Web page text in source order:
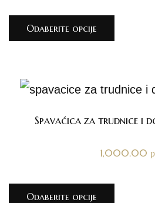
Odaberite opcije
Spavaćica za trudnice i
1,000.00
Odaberite opcije